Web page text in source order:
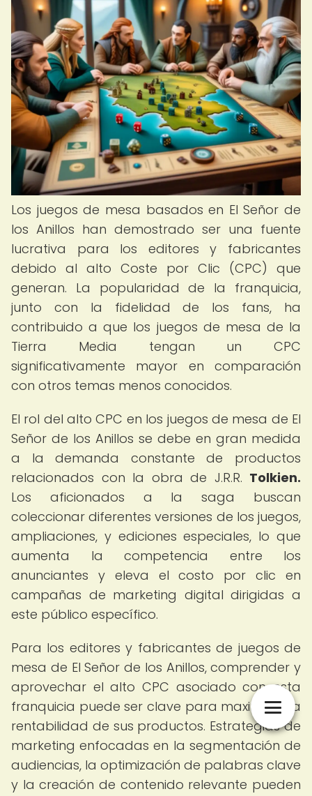
Los juegos de mesa basados en El Señor de
los Anillos han demostrado ser una fuente
lucrativa para los editores y fabricantes
debido al alto Coste por Clic (CPC) que
generan. La popularidad de la franquicia,
junto con la fidelidad de los fans, ha
contribuido a que los juegos de mesa de la
Tierra Media tengan un CPC
significativamente mayor en comparación
con otros temas menos conocidos.
El rol del alto CPC en los juegos de mesa de El
Señor de los Anillos se debe en gran medida
a la demanda constante de productos
relacionados con la obra de J.R.R. Tolkien.
Los aficionados a la saga buscan
coleccionar diferentes versiones de los juegos,
ampliaciones, y ediciones especiales, lo que
aumenta la competencia entre los
anunciantes y eleva el costo por clic en
campañas de marketing digital dirigidas a
este público específico.
Para los editores y fabricantes de juegos de
mesa de El Señor de los Anillos, comprender y
aprovechar el alto CPC asociado con esta
franquicia puede ser clave para maximizar la
rentabilidad de sus productos. Estrategias de
marketing enfocadas en la segmentación de
audiencias, la optimización de palabras clave
y la creación de contenido relevante pueden